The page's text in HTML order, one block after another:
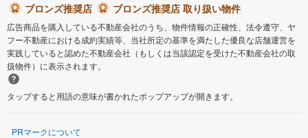
ブロンズ推奨店
ブロンズ推奨店 取り扱い物件
広告商品を購入している不動産会社のうち、物件情報の正確性、法令遵守、ヤ
フー不動産における成約実績等、当社所定の基準を満たした優良な店舗運営を
実践していると認めた不動産会社（もしくは当該認定を受けた不動産会社の取
扱物件）に表示されます。
タップすると用語の意味が書かれたポップアップが開きます。
PRマークについて